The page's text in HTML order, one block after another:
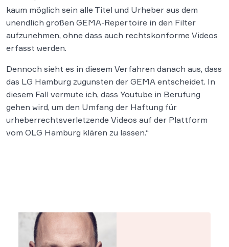
kaum möglich sein alle Titel und Urheber aus dem
unendlich großen GEMA-Repertoire in den Filter
aufzunehmen, ohne dass auch rechtskonforme Videos
erfasst werden.
Dennoch sieht es in diesem Verfahren danach aus, dass
das LG Hamburg zugunsten der GEMA entscheidet. In
diesem Fall vermute ich, dass Youtube in Berufung
gehen wird, um den Umfang der Haftung für
urheberrechtsverletzende Videos auf der Plattform
vom OLG Hamburg klären zu lassen.“